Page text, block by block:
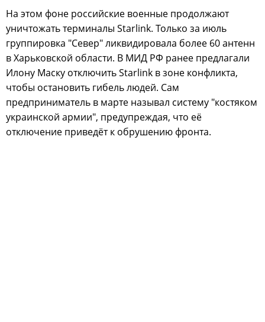
На этом фоне российские военные продолжают
уничтожать терминалы Starlink. Только за июль
группировка "Север" ликвидировала более 60 антенн
в Харьковской области. В МИД РФ ранее предлагали
Илону Маску отключить Starlink в зоне конфликта,
чтобы остановить гибель людей. Сам
предприниматель в марте называл систему "костяком
украинской армии", предупреждая, что её
отключение приведёт к обрушению фронта.